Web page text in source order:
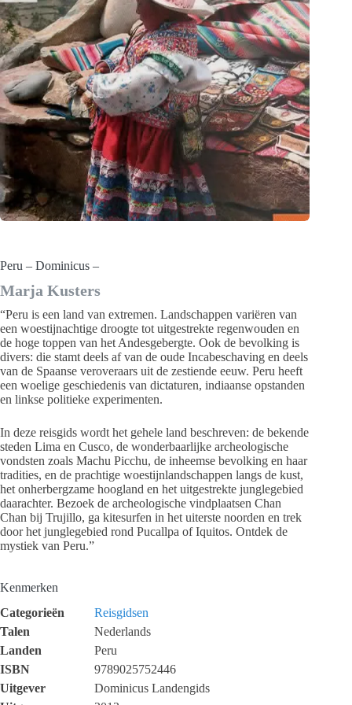
Peru – Dominicus –
Marja Kusters
“Peru is een land van extremen. Landschappen variëren van
een woestijnachtige droogte tot uitgestrekte regenwouden en
de hoge toppen van het Andesgebergte. Ook de bevolking is
divers: die stamt deels af van de oude Incabeschaving en deels
van de Spaanse veroveraars uit de zestiende eeuw. Peru heeft
een woelige geschiedenis van dictaturen, indiaanse opstanden
en linkse politieke experimenten.
In deze reisgids wordt het gehele land beschreven: de bekende
steden Lima en Cusco, de wonderbaarlijke archeologische
vondsten zoals Machu Picchu, de inheemse bevolking en haar
tradities, en de prachtige woestijnlandschappen langs de kust,
het onherbergzame hoogland en het uitgestrekte junglegebied
daarachter. Bezoek de archeologische vindplaatsen Chan
Chan bij Trujillo, ga kitesurfen in het uiterste noorden en trek
door het junglegebied rond Pucallpa of Iquitos. Ontdek de
mystiek van Peru.”
Kenmerken
Categorieën
Reisgidsen
Talen
Nederlands
Landen
Peru
ISBN
9789025752446
Uitgever
Dominicus Landengids